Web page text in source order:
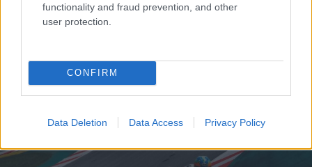
functionality and fraud prevention, and other
user protection.
CONFIRM
Data Deletion Data Access Privacy Policy